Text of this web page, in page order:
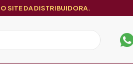
SITE DA DISTRIBUIDORA.